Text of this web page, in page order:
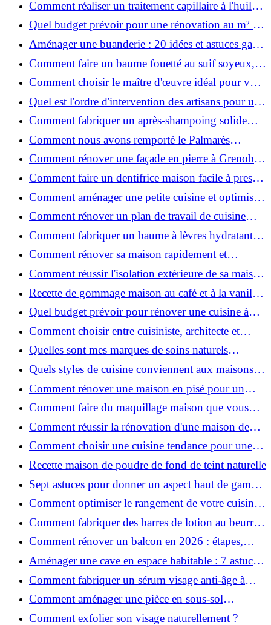
Comment réaliser un traitement capillaire à l'huile
maison efficace ?
Quel budget prévoir pour une rénovation au m² en
2026 ?
Aménager une buanderie : 20 idées et astuces gain
de place pour un espace fonctionnel et stylé
Comment faire un baume fouetté au suif soyeux,
fait maison ?
Comment choisir le maître d'œuvre idéal pour vos
travaux de rénovation ?
Quel est l'ordre d'intervention des artisans pour une
rénovation ?
Comment fabriquer un après-shampoing solide
naturel pour cheveux ?
Comment nous avons remporté le Palmarès
(Ré)HABITER 2025 : les coulisses du projet primé
?
Comment rénover une façade en pierre à Grenoble
: techniques, coûts et conseils
Comment faire un dentifrice maison facile à presser
?
Comment aménager une petite cuisine et optimiser
chaque centimètre carré ?
Comment rénover un plan de travail de cuisine
facilement : guide étape par étape
Comment fabriquer un baume à lèvres hydratant et
naturel au suif ?
Comment rénover sa maison rapidement et
efficacement ?
Comment réussir l'isolation extérieure de sa maison
pour une rénovation performante et durable ?
Recette de gommage maison au café et à la vanille
pour une peau douce
Quel budget prévoir pour rénover une cuisine à
Voiron en 2026 : coûts et aides locales ?
Comment choisir entre cuisiniste, architecte et
contractant général à Voiron ?
Quelles sont mes marques de soins naturels
préférées ?
Quels styles de cuisine conviennent aux maisons et
appartements du Voironnais ?
Comment rénover une maison en pisé pour un
habitat sain et performant ?
Comment faire du maquillage maison que vous
utiliserez vraiment ?
Comment réussir la rénovation d'une maison de
ville en 2026 ?
Comment choisir une cuisine tendance pour une
rénovation en 2026 ?
Recette maison de poudre de fond de teint naturelle
Sept astuces pour donner un aspect haut de gamme
à votre cuisine
Comment optimiser le rangement de votre cuisine
et gagner de la place ?
Comment fabriquer des barres de lotion au beurre
de karité ?
Comment rénover un balcon en 2026 : étapes,
budget et matériaux ?
Aménager une cave en espace habitable : 7 astuces
essentielles
Comment fabriquer un sérum visage anti-âge à
l'huile de rose musquée ?
Comment aménager une pièce en sous-sol
efficacement ?
Comment exfolier son visage naturellement ?